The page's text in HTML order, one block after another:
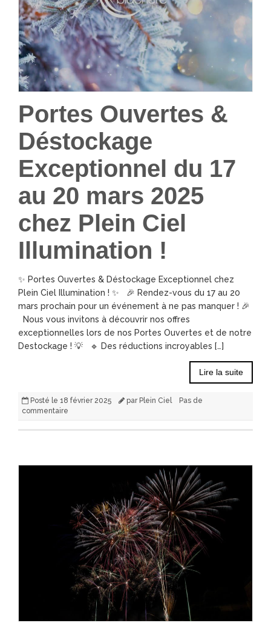
Portes Ouvertes &
Déstockage
Exceptionnel du 17
au 20 mars 2025
chez Plein Ciel
Illumination !
✨ Portes Ouvertes & Déstockage Exceptionnel chez
Plein Ciel Illumination ! ✨ 🎉 Rendez-vous du 17 au 20
mars prochain pour un événement à ne pas manquer ! 🎉
Nous vous invitons à découvrir nos offres
exceptionnelles lors de nos Portes Ouvertes et de notre
Destockage ! 💡 🔹 Des réductions incroyables […]
Lire la suite
Posté le 18 février 2025 par Plein Ciel
Pas de
commentaire